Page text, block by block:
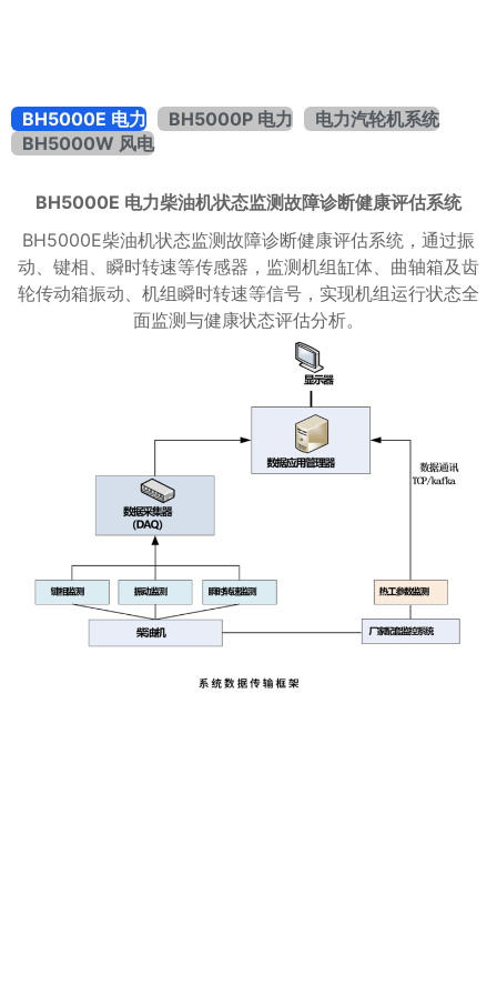
BH5000E 电力 BH5000P 电力
电力汽轮机系统
BH5000W 风电
BH5000E 电力柴油机状态监测故障诊断健康评估系统
BH5000E柴油机状态监测故障诊断健康评估系统，通过振
动、键相、瞬时转速等传感器，监测机组缸体、曲轴箱及齿
轮传动箱振动、机组瞬时转速等信号，实现机组运行状态全
面监测与健康状态评估分析。